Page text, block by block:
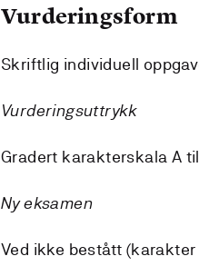
Vurderingsform
Skriftlig individuell
Vurderingsuttrykk
Gradert karakterskala A
Ny eksamen
Ved ikke bestått